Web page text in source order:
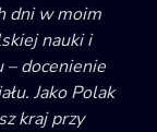
dni w moim
nauki i
– docenienie
Jako Polak
kraj przy